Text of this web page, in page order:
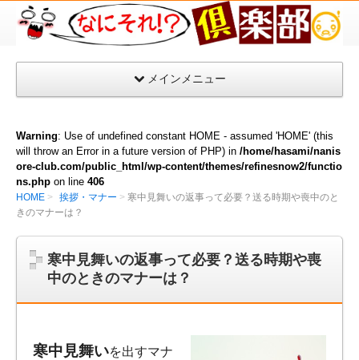
な
そ
部
メインメニュー
Warning: Use of undefined constant HOME - assumed 'HOME' (this
will throw an Error in a future version of PHP) in /home/hasami/nanis
ore-club.com/public_html/wp-content/themes/refinesnow2/functio
ns.php on line 406
HOME 挨拶・マナー
寒中見舞いの返事って必要？送る時期や喪中のと
きのマナーは？
寒中見舞いの返事って必要？送る時期や喪
中のときのマナーは？
寒中見舞いを出すマナ